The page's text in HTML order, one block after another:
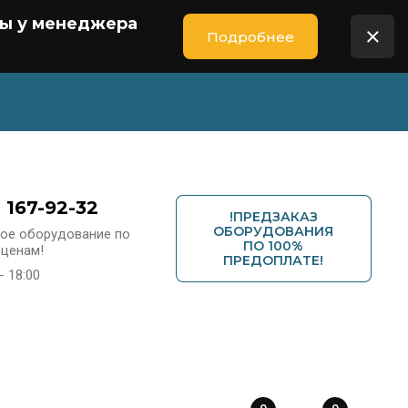
у менеджера
Подробнее
167-92-32
оборудование по
18:00
!ПРЕДЗАКАЗ
ОБОРУДОВАНИЯ
ПО 100%
ПРЕДОПЛАТЕ!